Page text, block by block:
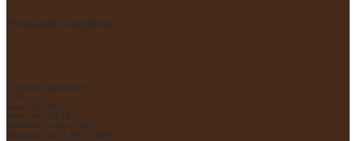
Programul Liturghiilor
În timpul săptămânii
L-V:
vara: ora 19:15
iarna: ora 18,30
Sâmbăta: la ora 7,30
Duminica: la 11.00 și 19,00